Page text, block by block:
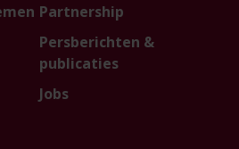
Partnership
Persberichten &
publicaties
Jobs